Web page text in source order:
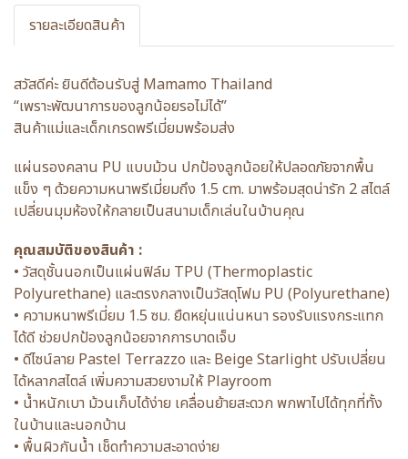
รายละเอียดสินค้า
สวัสดีค่ะ ยินดีต้อนรับสู่ Mamamo Thailand
“เพราะพัฒนาการของลูกน้อยรอไม่ได้”
สินค้าแม่และเด็กเกรดพรีเมี่ยมพร้อมส่ง
แผ่นรองคลาน PU แบบม้วน ปกป้องลูกน้อยให้ปลอดภัยจากพื้น
แข็ง ๆ ด้วยความหนาพรีเมี่ยมถึง 1.5 cm. มาพร้อมสุดน่ารัก 2 สไตล์
เปลี่ยนมุมห้องให้กลายเป็นสนามเด็กเล่นในบ้านคุณ
คุณสมบัติของสินค้า :
• วัสดุชั้นนอกเป็นแผ่นฟิล์ม TPU (Thermoplastic
Polyurethane) และตรงกลางเป็นวัสดุโฟม PU (Polyurethane)
• ความหนาพรีเมี่ยม 1.5 ซม. ยืดหยุ่นแน่นหนา รองรับแรงกระแทก
ได้ดี ช่วยปกป้องลูกน้อยจากการบาดเจ็บ
• ดีไซน์ลาย Pastel Terrazzo และ Beige Starlight ปรับเปลี่ยน
ได้หลากสไตล์ เพิ่มความสวยงามให้ Playroom
• น้ำหนักเบา ม้วนเก็บได้ง่าย เคลื่อนย้ายสะดวก พกพาไปได้ทุกที่ทั้ง
ในบ้านและนอกบ้าน
• พื้นผิวกันน้ำ เช็ดทำความสะอาดง่าย